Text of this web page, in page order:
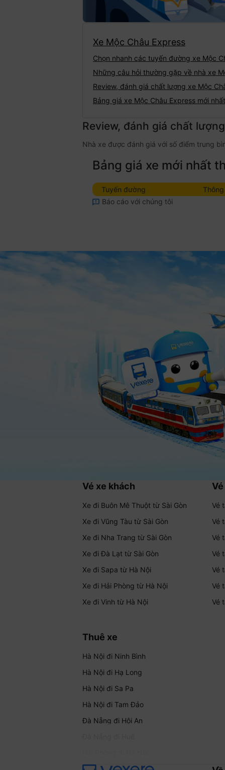
Xe Mộc Châu Express
Chọn nhanh các tuyến đường xe Mộc
Những câu hỏi thường gặp về nhà xe
Review, đánh giá chất lượng xe Mộc
Bảng giá xe Mộc Châu Express mới
Review, đánh giá chất
Nhà xe được đánh giá với số điểm trung
Bảng giá xe mới nhất
Tuyến đường
Báo cáo với chúng tôi
Vé xe khách
Xe đi Buôn Mê Thuột từ Sài Gòn
Xe đi Vũng Tàu từ Sài Gòn
Xe đi Nha Trang từ Sài Gòn
Xe đi Đà Lạt từ Sài Gòn
Xe đi Sapa từ Hà Nội
Xe đi Hải Phòng từ Hà Nội
Xe đi Vinh từ Hà Nội
Vé
Vé
Vé
Vé
Vé
Vé
Vé
Thuê xe
Hà Nội đi Ninh Bình
Hà Nội đi Hạ Long
Hà Nội đi Sa Pa
Hà Nội đi Tam Đảo
Đà Nẵng đi Hội An